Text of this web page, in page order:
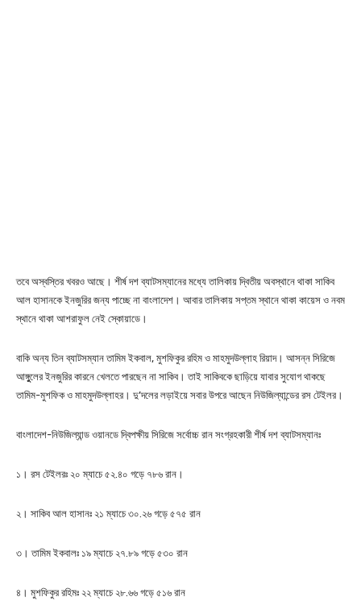
তবে অস্বস্তির খবরও আছে। শীর্ষ দশ ব্যাটসম্যানের মধ্যে তালিকায় দ্বিতীয় অবস্থানে থাকা সাকিব
আল হাসানকে ইনজুরির জন্য পাচ্ছে না বাংলাদেশ। আবার তালিকায় সপ্তম স্থানে থাকা কায়েস ও নবম
স্থানে থাকা আশরাফুল নেই স্কোয়াডে।
বাকি অন্য তিন ব্যাটসম্যান তামিম ইকবাল, মুশফিকুর রহিম ও মাহমুদউল্লাহ রিয়াদ। আসন্ন সিরিজে
আঙ্গুুলের ইনজুরির কারনে খেলতে পারছেন না সাকিব। তাই সাকিবকে ছাড়িয়ে যাবার সুযোগ থাকছে
তামিম-মুশফিক ও মাহমুদউল্লাহর। দু’দলের লড়াইয়ে সবার উপরে আছেন নিউজিল্যান্ডের রস টেইলর।
বাংলাদেশ-নিউজিল্যান্ড ওয়ানডে দ্বিপক্ষীয় সিরিজে সর্বোচ্চ রান সংগ্রহকারী শীর্ষ দশ ব্যাটসম্যানঃ
১। রস টেইলরঃ ২০ ম্যাচে ৫২.৪০ গড়ে ৭৮৬ রান।
২। সাকিব আল হাসানঃ ২১ ম্যাচে ৩০.২৬ গড়ে ৫৭৫ রান
৩। তামিম ইকবালঃ ১৯ ম্যাচে ২৭.৮৯ গড়ে ৫৩০ রান
৪। মুশফিকুর রহিমঃ ২২ ম্যাচে ২৮.৬৬ গড়ে ৫১৬ রান